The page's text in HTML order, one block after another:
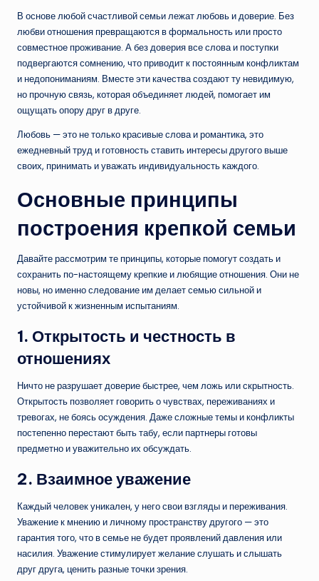
В основе любой счастливой семьи лежат любовь и доверие. Без
любви отношения превращаются в формальность или просто
совместное проживание. А без доверия все слова и поступки
подвергаются сомнению, что приводит к постоянным конфликтам
и недопониманиям. Вместе эти качества создают ту невидимую,
но прочную связь, которая объединяет людей, помогает им
ощущать опору друг в друге.
Любовь — это не только красивые слова и романтика, это
ежедневный труд и готовность ставить интересы другого выше
своих, принимать и уважать индивидуальность каждого.
Основные принципы
построения крепкой семьи
Давайте рассмотрим те принципы, которые помогут создать и
сохранить по-настоящему крепкие и любящие отношения. Они не
новы, но именно следование им делает семью сильной и
устойчивой к жизненным испытаниям.
1. Открытость и честность в
отношениях
Ничто не разрушает доверие быстрее, чем ложь или скрытность.
Открытость позволяет говорить о чувствах, переживаниях и
тревогах, не боясь осуждения. Даже сложные темы и конфликты
постепенно перестают быть табу, если партнеры готовы
предметно и уважительно их обсуждать.
2. Взаимное уважение
Каждый человек уникален, у него свои взгляды и переживания.
Уважение к мнению и личному пространству другого — это
гарантия того, что в семье не будет проявлений давления или
насилия. Уважение стимулирует желание слушать и слышать
друг друга, ценить разные точки зрения.